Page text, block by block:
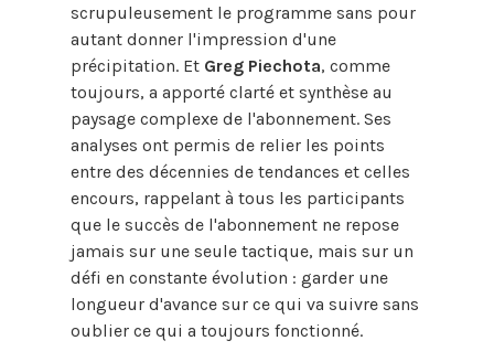
scrupuleusement le programme sans pour
autant donner l'impression d'une
précipitation. Et Greg Piechota, comme
toujours, a apporté clarté et synthèse au
paysage complexe de l'abonnement. Ses
analyses ont permis de relier les points
entre des décennies de tendances et celles
encours, rappelant à tous les participants
que le succès de l'abonnement ne repose
jamais sur une seule tactique, mais sur un
défi en constante évolution : garder une
longueur d'avance sur ce qui va suivre sans
oublier ce qui a toujours fonctionné.